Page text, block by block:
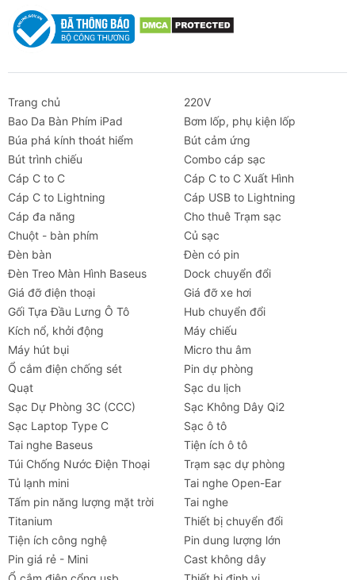
Trang chủ
220V
Bao Da Bàn Phím iPad
Bơm lốp, phụ kiện lốp
Búa phá kính thoát hiểm
Bút cảm ứng
Bút trình chiếu
Combo cáp sạc
Cáp C to C
Cáp C to C Xuất Hình
Cáp C to Lightning
Cáp USB to Lightning
Cáp đa năng
Cho thuê Trạm sạc
Chuột - bàn phím
Củ sạc
Đèn bàn
Đèn có pin
Đèn Treo Màn Hình Baseus
Dock chuyển đổi
Giá đỡ điện thoại
Giá đỡ xe hơi
Gối Tựa Đầu Lưng Ô Tô
Hub chuyển đổi
Kích nổ, khởi động
Máy chiếu
Máy hút bụi
Micro thu âm
Ổ cắm điện chống sét
Pin dự phòng
Quạt
Sạc du lịch
Sạc Dự Phòng 3C (CCC)
Sạc Không Dây Qi2
Sạc Laptop Type C
Sạc ô tô
Tai nghe Baseus
Tiện ích ô tô
Túi Chống Nước Điện Thoại
Trạm sạc dự phòng
Tủ lạnh mini
Tai nghe Open-Ear
Tấm pin năng lượng mặt trời
Tai nghe
Titanium
Thiết bị chuyển đổi
Tiện ích công nghệ
Pin dung lượng lớn
Pin giá rẻ - Mini
Cast không dây